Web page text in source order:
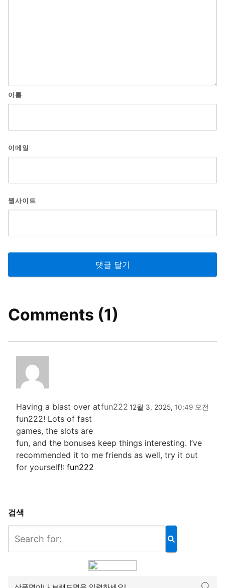
이름
이메일
웹사이트
Comments (1)
fun222 12월 3, 2025, 10:49 오전
Having a blast over at
fun222! Lots of fast
games, the slots are
fun, and the bonuses keep things interesting. I’ve
recommended it to me friends as well, try it out
for yourself!: fun222
검색